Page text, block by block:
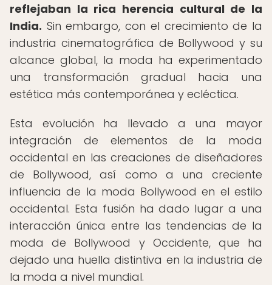
reflejaban la rica herencia cultural de la
India. Sin embargo, con el crecimiento de la
industria cinematográfica de Bollywood y su
alcance global, la moda ha experimentado
una transformación gradual hacia una
estética más contemporánea y ecléctica.
Esta evolución ha llevado a una mayor
integración de elementos de la moda
occidental en las creaciones de diseñadores
de Bollywood, así como a una creciente
influencia de la moda Bollywood en el estilo
occidental. Esta fusión ha dado lugar a una
interacción única entre las tendencias de la
moda de Bollywood y Occidente, que ha
dejado una huella distintiva en la industria de
la moda a nivel mundial.